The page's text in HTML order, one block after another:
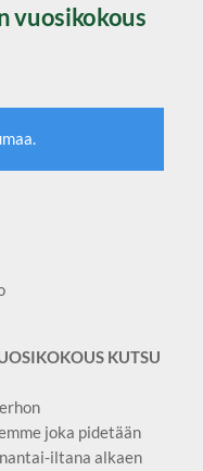
vuosikokous
KUTSU
joka pidetään
iltana alkaen